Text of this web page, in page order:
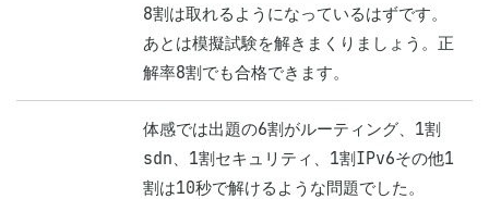
8割は取れるようになっているはずです。
あとは模擬試験を解きまくりましょう。正
解率8割でも合格できます。
体感では出題の6割がルーティング、1割
sdn、1割セキュリティ、1割IPv6その他1
割は10秒で解けるような問題でした。